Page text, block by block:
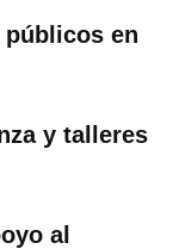
públicos en
y talleres
al